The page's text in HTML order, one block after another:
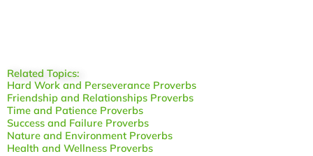
Related Topics:
Hard Work and Perseverance Proverbs
Friendship and Relationships Proverbs
Time and Patience Proverbs
Success and Failure Proverbs
Nature and Environment Proverbs
Health and Wellness Proverbs